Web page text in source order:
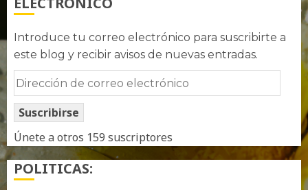
Introduce tu correo electrónico para suscribirte a
este blog y recibir avisos de nuevas entradas.
Dirección
de
correo
electrónico
Suscribirse
Únete a otros 159 suscriptores
POLITICAS: